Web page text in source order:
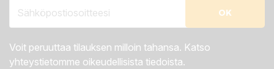
Voit peruuttaa tilauksen milloin tahansa. Katso
yhteystietomme oikeudellisista tiedoista.